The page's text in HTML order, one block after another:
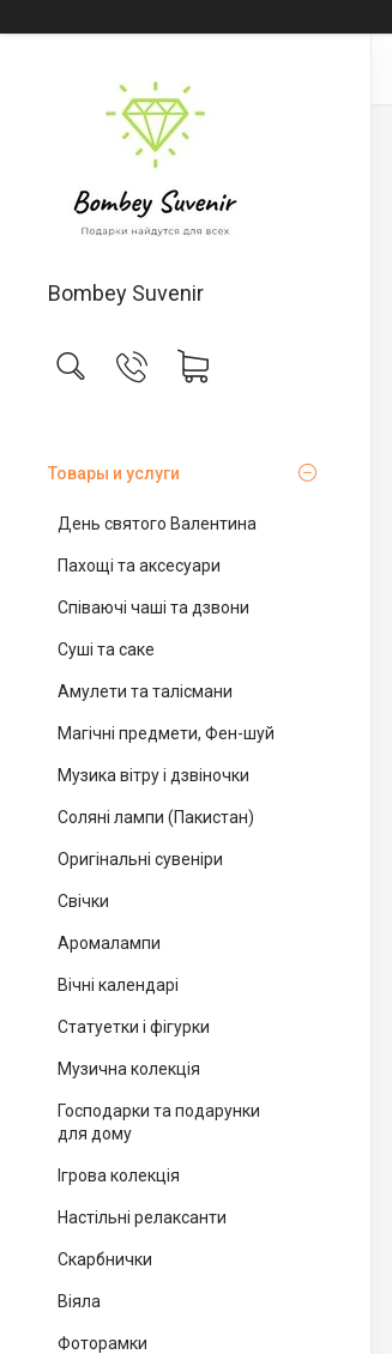
Bombey Suvenir
Товары и услуги
День святого Валентина
Пахощі та аксесуари
Співаючі чаші та дзвони
Суші та саке
Амулети та талісмани
Магічні предмети, Фен-шуй
Музика вітру і дзвіночки
Соляні лампи (Пакистан)
Оригінальні сувеніри
Свічки
Аромалампи
Вічні календарі
Статуетки і фігурки
Музична колекція
Господарки та подарунки
для дому
Ігрова колекція
Настільні релаксанти
Скарбнички
Віяла
Фоторамки